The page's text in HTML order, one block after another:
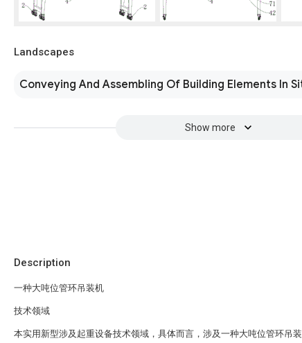
Landscapes
Conveying And Assembling Of Building Elements In
Show more
Description
一种大吨位管环吊装机
技术领域
本实用新型涉及起重设备技术领域，具体而言，涉及一种大吨位管环吊装